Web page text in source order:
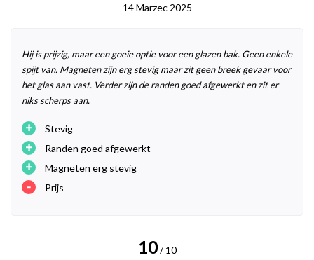
14 Marzec 2025
Hij is prijzig, maar een goeie optie voor een glazen bak. Geen enkele
spijt van. Magneten zijn erg stevig maar zit geen breek gevaar voor
het glas aan vast. Verder zijn de randen goed afgewerkt en zit er
niks scherps aan.
+ Stevig
+ Randen goed afgewerkt
+ Magneten erg stevig
- Prijs
10 / 10